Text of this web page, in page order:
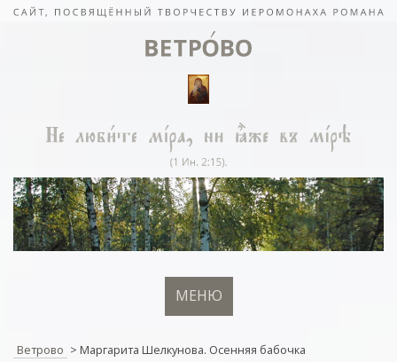
МЕНЮ
Ветрово > Маргарита Шелкунова. Осенняя бабочка